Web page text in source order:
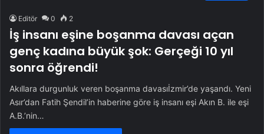
Editör 0 2
İş insanı eşine boşanma davası açan
genç kadına büyük şok: Gerçeği 10 yıl
sonra öğrendi!
Akıllara durgunluk veren boşanma davasıİzmir’de yaşandı. Yeni
Asır’dan Fatih Şendil’in haberine göre iş insanı eşi Akın B. ile eşi
A.B.’nin…